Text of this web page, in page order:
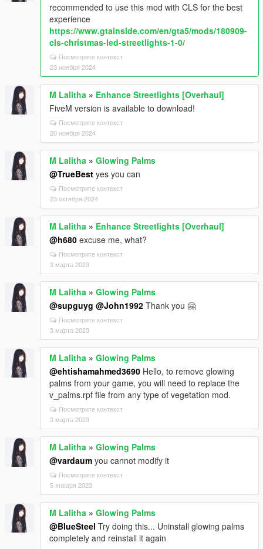
recommended to use this mod with CLS for the best
experience
https://www.gtainside.com/en/gta5/mods/180909-
cls-christmas-led-streetlights-1-0/
Посмотрите контекст
23 ноября 2024
M Lalitha » Enhance Streetlights [Overhaul]
FiveM version is available to download!
Посмотрите контекст
20 ноября 2024
M Lalitha » Glowing Palms
@TrueBest yes you can
Посмотрите контекст
23 октября 2024
M Lalitha » Enhance Streetlights [Overhaul]
@h680 excuse me, what?
Посмотрите контекст
3 марта 2023
M Lalitha » Glowing Palms
@supguyg @John1992 Thank you 🤗
Посмотрите контекст
3 марта 2023
M Lalitha » Glowing Palms
@ehtishamahmed3690 Hello, to remove glowing
palms from your game, you will need to replace the
v_palms.rpf file from any type of vegetation mod.
Посмотрите контекст
3 марта 2023
M Lalitha » Glowing Palms
@vardaum you cannot modify it
Посмотрите контекст
5 января 2023
M Lalitha » Glowing Palms
@BlueSteel Try doing this... Uninstall glowing palms
completely and reinstall it again